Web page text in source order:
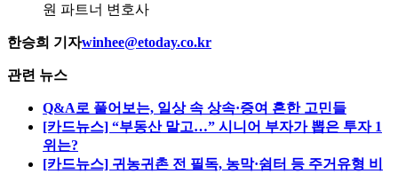
원 파트너 변호사
한승희 기자winhee@etoday.co.kr
관련 뉴스
Q&A로 풀어보는, 일상 속 상속·증여 흔한 고민들
[카드뉴스] “부동산 말고…” 시니어 부자가 뽑은 투자 1
위는?
[카드뉴스] 귀농귀촌 전 필독, 농막·쉼터 등 주거유형 비